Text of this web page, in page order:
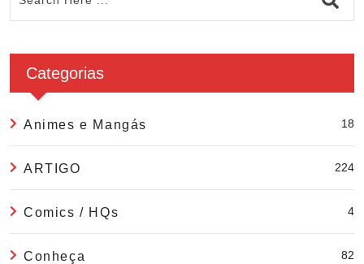
Categorias
Animes e Mangás 18
ARTIGO 224
Comics / HQs 4
Conheça 82